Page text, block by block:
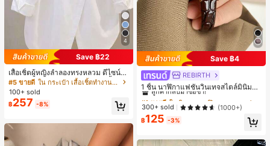
4
Save ฿22
เสื้อเชิ้ตผู้หญิงลำลองทรงหลวม ดีไซน์ผ่
าหลัง คอปกพับ แขนยาว ผ้าทอสีพื้น กร
ะเป๋าผ่าหน้าติดกระดุม สไตล์เรียบหรูสำ
หรับใส่ไปทำงานและใส่ประจำวัน ฤดูใ
บไม้ผลิ/ใบไม้ร่วง สีขาว ลุคสมาร์ทแคช
#5 ขายดี
ใน กระเป๋า เสื้อเชิ้ตทำงานมีกระเป๋า
100+ sold
฿257 -8%
Save ฿4
REBIRTH
1 ชิ้น นาฬิกาแฟชั่นวินเทจสไตล์มินิมอล
เลขโรมันสำหรับผู้หญิง เหมาะสำหรับก
ารตกแต่งประจำวัน
#1 ขายดี
ลูกค้ากลับมาซื้อซ้ำ!
#1 ขายดี
ลูกค้ากลับมาซื้อซ้ำ!
#1 ขายดี
ลูกค้ากลับมาซื้อซ้ำ!
#1 ขายดี
300+ sold (1000+)
฿125 -3%